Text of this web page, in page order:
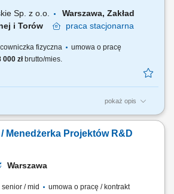
Sp. z o.o.
Warszawa, Zakład
i Torów
praca stacjonarna
fizyczna
umowa o pracę
000 złbrutto/mies.
pokaż opis
przeglądy, konserwację, naprawy urządzeń
w tym czynności łączeniowych,
miejsca pracy związanego z dopuszczeniem
/ Menedżerka Projektów R&D
Warszawa
/ mid
umowa o pracę / kontrakt